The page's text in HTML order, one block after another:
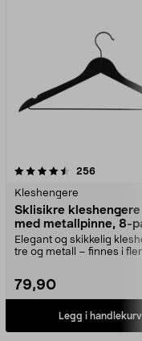
256
Kleshengere
Sklisikre
med metallpinne, 8-
Elegant og skikkelig
tre og metall – finnes i
79,90
Legg i handlekurv
4.5av 5 stjerner